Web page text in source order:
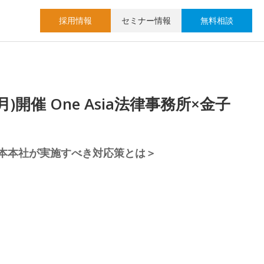
採用情報 セミナー情報 無料相談
開催 One Asia法律事務所×金子
社が実施すべき対応策とは＞